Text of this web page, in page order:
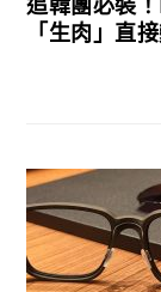
「生肉」直